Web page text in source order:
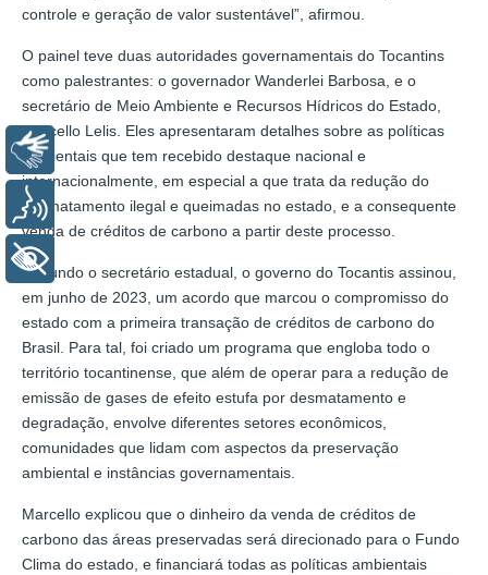
controle e geração de valor sustentável”, afirmou.
O painel teve duas autoridades governamentais do Tocantins
como palestrantes: o governador Wanderlei Barbosa, e o
secretário de Meio Ambiente e Recursos Hídricos do Estado,
Marcello Lelis. Eles apresentaram detalhes sobre as políticas
ambientais que tem recebido destaque nacional e
internacionalmente, em especial a que trata da redução do
desmatamento ilegal e queimadas no estado, e a consequente
venda de créditos de carbono a partir deste processo.
Segundo o secretário estadual, o governo do Tocantis assinou,
em junho de 2023, um acordo que marcou o compromisso do
estado com a primeira transação de créditos de carbono do
Brasil. Para tal, foi criado um programa que engloba todo o
território tocantinense, que além de operar para a redução de
emissão de gases de efeito estufa por desmatamento e
degradação, envolve diferentes setores econômicos,
comunidades que lidam com aspectos da preservação
ambiental e instâncias governamentais.
Marcello explicou que o dinheiro da venda de créditos de
carbono das áreas preservadas será direcionado para o Fundo
Clima do estado, e financiará todas as políticas ambientais
Libras
Voz